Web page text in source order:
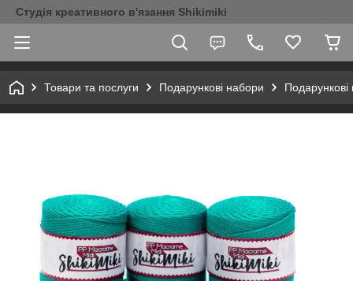
Студія креативного в'язання Shikimiki
Товари та послуги Подарункові набори